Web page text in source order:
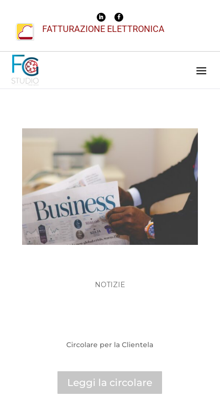
FATTURAZIONE ELETTRONICA
NOTIZIE
Circolare per la Clientela
Leggi la circolare